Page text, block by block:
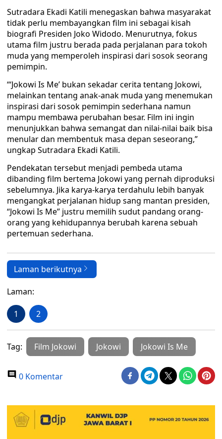
Sutradara Ekadi Katili menegaskan bahwa masyarakat
tidak perlu membayangkan film ini sebagai kisah
biografi Presiden Joko Widodo. Menurutnya, fokus
utama film justru berada pada perjalanan para tokoh
muda yang memperoleh inspirasi dari sosok seorang
pemimpin.
“‘Jokowi Is Me’ bukan sekadar cerita tentang Jokowi,
melainkan tentang anak-anak muda yang menemukan
inspirasi dari sosok pemimpin sederhana namun
mampu membawa perubahan besar. Film ini ingin
menunjukkan bahwa semangat dan nilai-nilai baik bisa
menular dan membentuk masa depan seseorang,”
ungkap Sutradara Ekadi Katili.
Pendekatan tersebut menjadi pembeda utama
dibanding film bertema Jokowi yang pernah diproduksi
sebelumnya. Jika karya-karya terdahulu lebih banyak
mengangkat perjalanan hidup sang mantan presiden,
“Jokowi Is Me” justru memilih sudut pandang orang-
orang yang kehidupannya berubah karena sebuah
pertemuan sederhana.
Laman berikutnya
Laman:
1 2
Tag: Film Jokowi Jokowi Jokowi Is Me
0 Komentar